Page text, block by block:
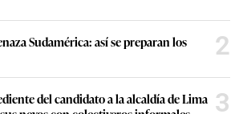
Sudamérica: así se preparan los
2
del candidato a la alcaldía de Lima 3